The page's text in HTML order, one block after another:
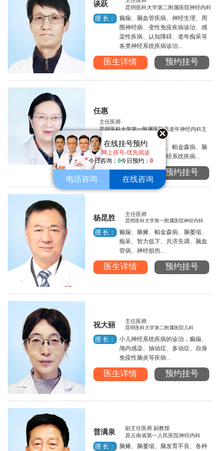
在线挂号预约
网上挂号-优先就诊
今日咨询： 0今日预约： 0
电话咨询 在线咨询
谈跃
昆明医科大学第二附属医院神经内科
擅 长：
癫痫、脑血管疾病、神经生理、周
围神经病、变性免疫疾病诊治、感
染性疾病、认知障碍、老年痴呆等
各类神经系统疾病诊治...
医生详情 预约挂号
任惠
主任医师
昆明医科大学第一附属医院原老年神经内科主
任
擅 长： 癫痫的诊断与治疗、帕金森病、脑
血管病以及各类神经系统疾病...
医生详情 预约挂号
杨昆胜 主任医师
昆明医科大学第一附属医院神经内科
擅 长：
癫痫、脑瘫、帕金森病、脑萎缩、
痴呆、智力低下、共济失调、脑血
管病、神经损伤...
医生详情 预约挂号
祝大丽 主任医师
昆明医科大学第二附属医院儿科
擅 长：
小儿神经系统疾病的诊治，癫痫、
颅内感染、抽动症、多动症、自身
免疫性脑炎等疾病...
医生详情 预约挂号
普满泉
副主任医师 副教授
原云南省第一人民医院神经内科
擅 长：
脑瘫、脑萎缩、脑发育不良、各种